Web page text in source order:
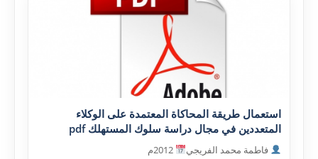
استعمال طريقة المحاكاة المعتمدة على الوكلاء
المتعددين في مجال دراسة سلوك المستهلك pdf
فاطمة محمد الفريجي